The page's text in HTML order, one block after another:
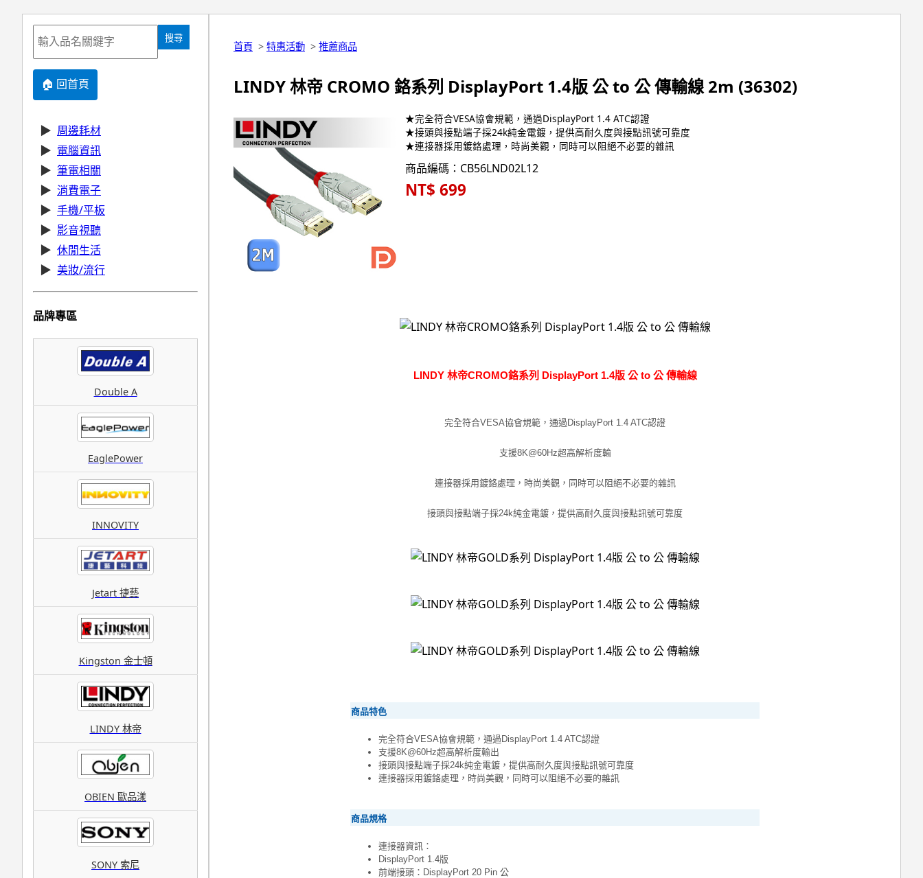
搜尋
🏠 回首頁
▶ 周邊耗材
▶ 電腦資訊
▶ 筆電相關
▶ 消費電子
▶ 手機/平板
▶ 影音視聽
▶ 休閒生活
▶ 美妝/流行
品牌專區
Double A
EaglePower
INNOVITY
Jetart 捷藝
Kingston 金士頓
LINDY 林帝
OBIEN 歐品漾
SONY 索尼
首頁 > 特惠活動 > 推薦商品
LINDY 林帝 CROMO 鉻系列 DisplayPort 1.4版 公 to 公 傳輸線 2m (36302)
★完全符合VESA協會規範，通過DisplayPort 1.4 ATC認證
★接頭與接點端子採24k純金電鍍，提供高耐久度與接點訊號可靠度
★連接器採用鍍鉻處理，時尚美觀，同時可以阻絕不必要的雜訊
商品編碼：CB56LND02L12
NT$ 699
LINDY 林帝CROMO鉻系列 DisplayPort 1.4版 公 to 公 傳輸線
完全符合VESA協會規範，通過DisplayPort 1.4 ATC認證
支援8K@60Hz超高解析度輸
連接器採用鍍鉻處理，時尚美觀，同時可以阻絕不必要的雜訊
接頭與接點端子採24k純金電鍍，提供高耐久度與接點訊號可靠度
商品特色
完全符合VESA協會規範，通過DisplayPort 1.4 ATC認證
支援8K@60Hz超高解析度輸出
接頭與接點端子採24k純金電鍍，提供高耐久度與接點訊號可靠度
連接器採用鍍鉻處理，時尚美觀，同時可以阻絕不必要的雜訊
商品規格
連接器資訊：
DisplayPort 1.4版
前端接頭：DisplayPort 20 Pin 公